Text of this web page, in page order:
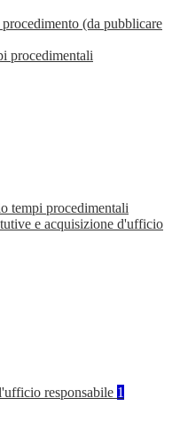
(da pubblicare
procedimentali
tempi procedimentali
e acquisizione d'ufficio
responsabile 1